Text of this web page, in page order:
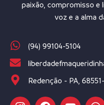
paixão, compromisso e
voz e a alma
(94) 99104-5104
Redenção - PA,